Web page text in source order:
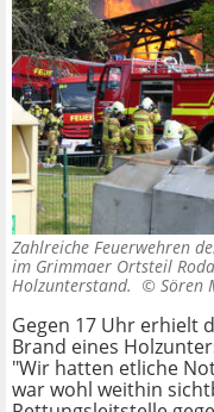
Zahlreiche Feuerwehren
im Grimmaer Ortsteil
Holzunterstand. © Sören
Gegen 17 Uhr erhielt
Brand eines
"Wir hatten etliche
war wohl weithin